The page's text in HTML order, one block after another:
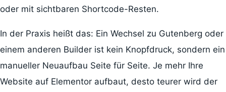
oder mit sichtbaren Shortcode-Resten.
In der Praxis heißt das: Ein Wechsel zu Gutenberg oder
einem anderen Builder ist kein Knopfdruck, sondern ein
manueller Neuaufbau Seite für Seite. Je mehr Ihre
Website auf Elementor aufbaut, desto teurer wird der